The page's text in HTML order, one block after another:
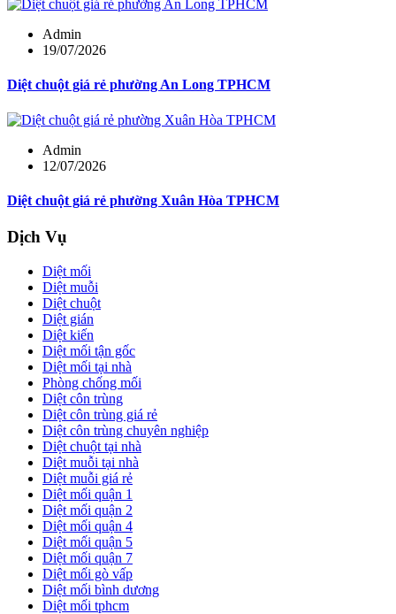
Admin
19/07/2026
Diệt chuột giá rẻ phường An Long TPHCM
Admin
12/07/2026
Diệt chuột giá rẻ phường Xuân Hòa TPHCM
Dịch Vụ
Diệt mối
Diệt muỗi
Diệt chuột
Diệt gián
Diệt kiến
Diệt mối tận gốc
Diệt mối tại nhà
Phòng chống mối
Diệt côn trùng
Diệt côn trùng giá rẻ
Diệt côn trùng chuyên nghiệp
Diệt chuột tại nhà
Diệt muỗi tại nhà
Diệt muỗi giá rẻ
Diệt mối quận 1
Diệt mối quận 2
Diệt mối quận 4
Diệt mối quận 5
Diệt mối quận 7
Diệt mối gò vấp
Diệt mối bình dương
Diệt mối tphcm